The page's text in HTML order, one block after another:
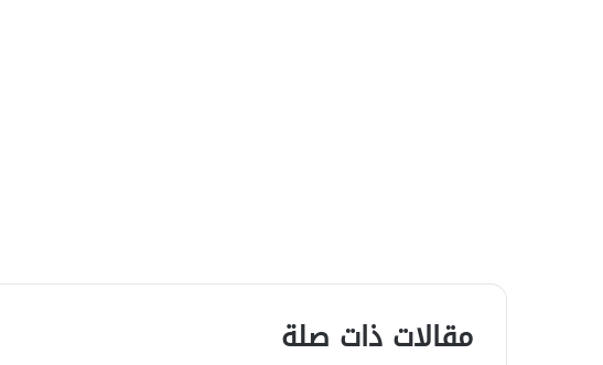
مقالات ذات صلة